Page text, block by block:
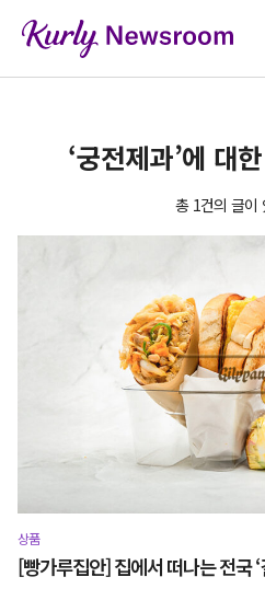
‘궁전제과’에 대
총 1건의 글이
상품
[빵가루집안] 집에서 떠나는 전국 ‘